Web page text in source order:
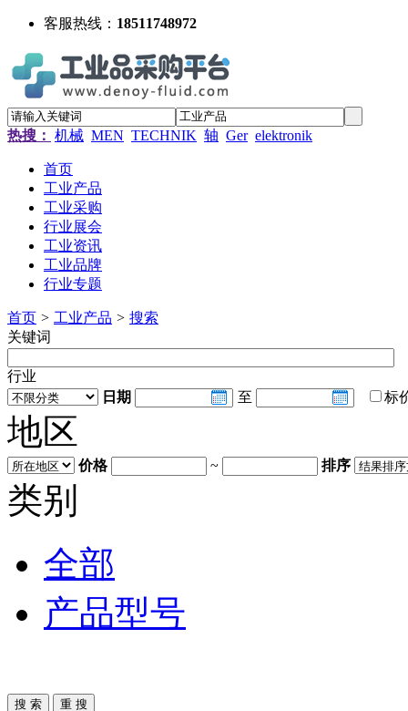
客服热线： 18511748972
热搜： 机械 MEN TECHNIK 轴 Ger elektronik
首页
工业产品
工业采购
行业展会
工业资讯
工业品牌
行业专题
首页 > 工业产品 > 搜索
关键词
行业
日期
至 标
地区
价格 ~ 排序
类别
全部
产品型号